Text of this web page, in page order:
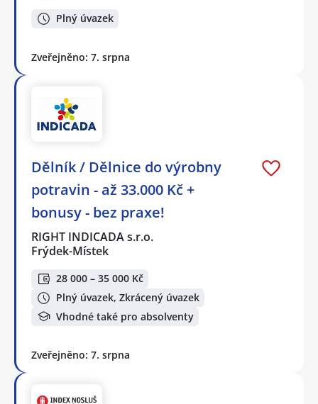
Plný úvazek
Zveřejněno: 7. srpna
Dělník / Dělnice do výrobny
potravin - až 33.000 Kč +
bonusy - bez praxe!
RIGHT INDICADA s.r.o.
Frýdek-Místek
28 000 – 35 000 Kč
Plný úvazek, Zkrácený úvazek
Vhodné také pro absolventy
Zveřejněno: 7. srpna